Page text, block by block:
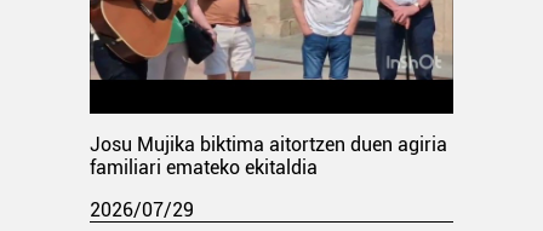
Josu Mujika biktima aitortzen duen agiria
familiari emateko ekitaldia
2026/07/29